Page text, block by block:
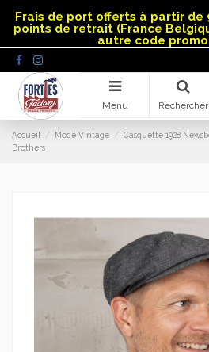
Frais de port offerts à partir de
points de retrait (France
autre code
Menu Rechercher
Accueil Mode Vintage
Casquette 1928
Brothers